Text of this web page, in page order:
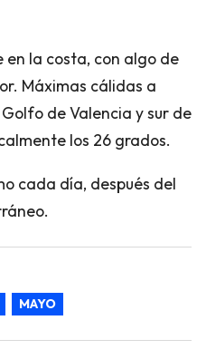
en la costa, con algo de
Máximas cálidas a
de Valencia y sur de
los 26 grados.
cada día, después del
MAYO